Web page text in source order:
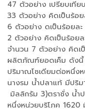
47 ตัวอย่าง เปรียบเที
33 ตัวอย่าง คิดเป็นร้อ
6 ตัวอย่าง ดเป็นร้อยล
2 ตัวอย่าง คิดเป็นร้อย
จำนวน 7 ตัวอย่าง คิด
ผลิตภัณฑ์ยอดเค็ม ดังนี้
ปริมาณโซเดียมต่อหนึ่ง
นางรม น้ำปลาแท้ มีปริ
มิลลิกรัม 3)ตราชั่ง น้ำ
หนึ่งหน่วยบริโภค